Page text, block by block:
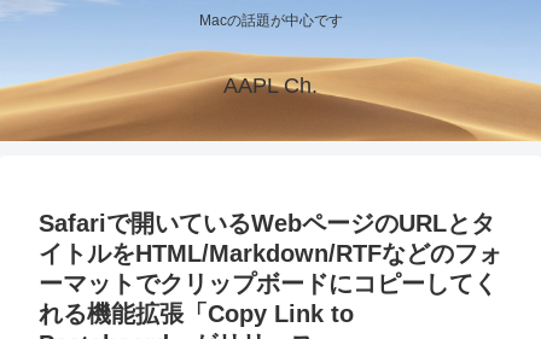
Macの話題が中心です
AAPL Ch.
Safariで開いているWebページのURLとタ
イトルをHTML/Markdown/RTFなどのフォ
ーマットでクリップボードにコピーしてく
れる機能拡張「Copy Link to